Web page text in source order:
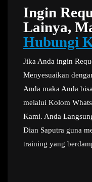
Ingin
Lainya,
Hubungi
Jika Anda ingin
Menyesuaikan
Anda maka Anda
melalui Kolom
Kami. Anda
Dian Saputra guna
training yang